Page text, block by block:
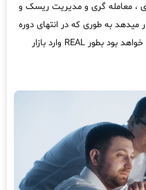
، معامله گری و مدیریت ریسک و
میدهد به طوری که در انتهای دوره
اموزش فارکس در سارایوو دانشپذیر قادر خواهد بود بطور REAL وارد بازار